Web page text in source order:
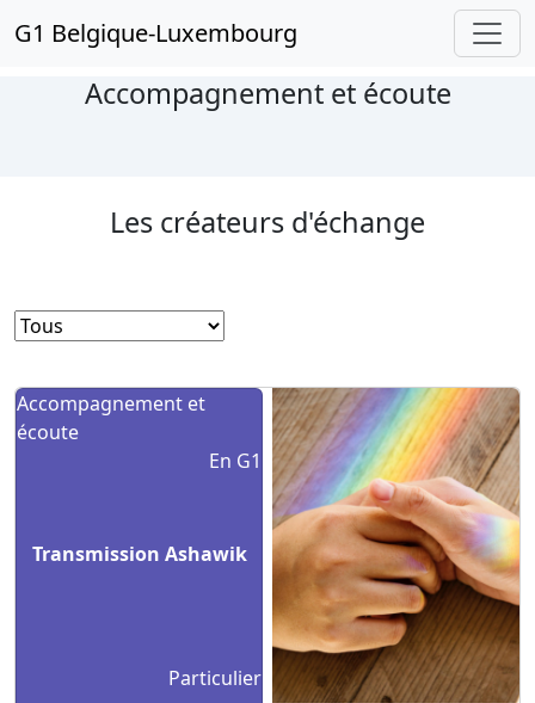
G1 Belgique-Luxembourg
Accompagnement et écoute
Les créateurs d'échange
Accompagnement et
écoute
En G1
Transmission Ashawik
Particulier